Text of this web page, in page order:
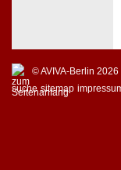
© AVIVA-Berlin 2026
suche sitemap